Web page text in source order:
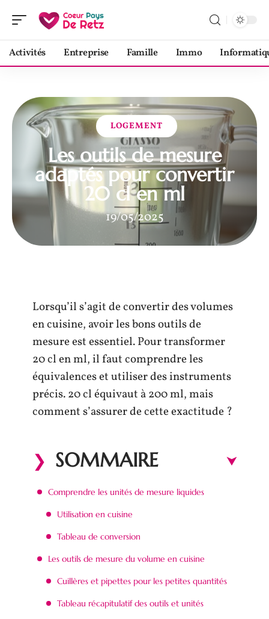
Activités Entreprise Famille Immo
LOGEMENT
Les outils de mesure
adaptés pour convertir
20 cl en ml
19/05/2025
Lorsqu’il s’agit de convertir des volumes
en cuisine, avoir les bons outils de
mesure est essentiel. Pour transformer
20 cl en ml, il faut comprendre les
équivalences et utiliser des instruments
précis. 20 cl équivaut à 200 ml, mais
comment s’assurer de cette exactitude ?
SOMMAIRE
Comprendre les unités de mesure liquides
Utilisation en cuisine
Tableau de conversion
Les outils de mesure du volume en cuisine
Cuillères et pipettes pour les petites quantités
Tableau récapitulatif des outils et unités